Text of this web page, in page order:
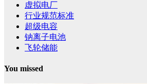
虚拟电厂
行业规范标准
超级电容
钠离子电池
飞轮储能
You missed